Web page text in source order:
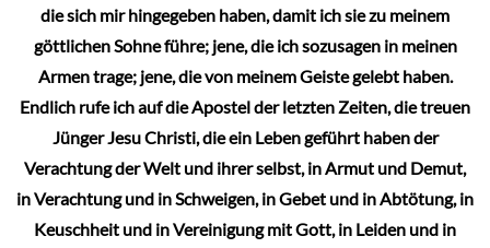
die sich mir hingegeben haben, damit ich sie zu meinem
göttlichen Sohne führe; jene, die ich sozusagen in meinen
Armen trage; jene, die von meinem Geiste gelebt haben.
Endlich rufe ich auf die Apostel der letzten Zeiten, die treuen
Jünger Jesu Christi, die ein Leben geführt haben der
Verachtung der Welt und ihrer selbst, in Armut und Demut,
in Verachtung und in Schweigen, in Gebet und in Abtötung, in
Keuschheit und in Vereinigung mit Gott, in Leiden und in